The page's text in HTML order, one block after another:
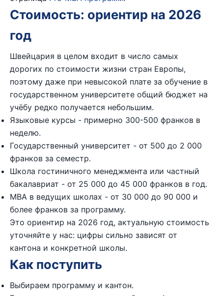
Стоимость: ориентир на 2026
год
Швейцария в целом входит в число самых
дорогих по стоимости жизни стран Европы,
поэтому даже при невысокой плате за обучение в
государственном университете общий бюджет на
учёбу редко получается небольшим.
Языковые курсы - примерно 300-500 франков в
неделю.
Государственный университет - от 500 до 2 000
франков за семестр.
Школа гостиничного менеджмента или частный
бакалавриат - от 25 000 до 45 000 франков в год.
MBA в ведущих школах - от 30 000 до 90 000 и
более франков за программу.
Это ориентир на 2026 год, актуальную стоимость
уточняйте у нас: цифры сильно зависят от
кантона и конкретной школы.
Как поступить
Выбираем программу и кантон.